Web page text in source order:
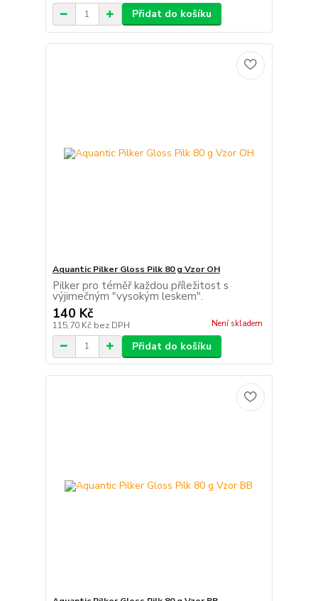
Přidat do košíku
Aquantic Pilker Gloss Pilk 80 g Vzor OH
Pilker pro téměř každou příležitost s
výjimečným "vysokým leskem".
140 Kč
115,70 Kč bez DPH Není skladem
Přidat do košíku